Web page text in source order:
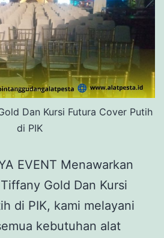
Dan Kursi Futura Cover Putih
di PIK
EVENT Menawarkan
Gold Dan Kursi
di PIK, kami melayani
kebutuhan alat